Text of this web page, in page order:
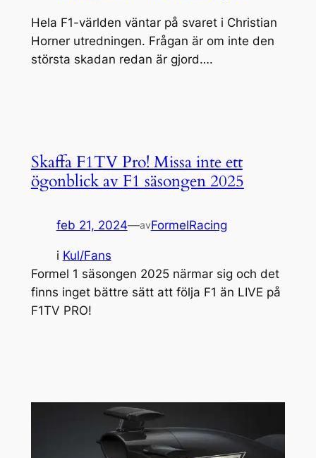
Hela F1-världen väntar på svaret i Christian
Horner utredningen. Frågan är om inte den
största skadan redan är gjord….
Skaffa F1TV Pro! Missa inte ett
ögonblick av F1 säsongen 2025
feb 21, 2024—avFormelRacing
i Kul/Fans
Formel 1 säsongen 2025 närmar sig och det
finns inget bättre sätt att följa F1 än LIVE på
F1TV PRO!